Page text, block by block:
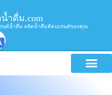
ำดื่ม.com
นด์น้ำดื่ม ผลิตน้ำดื่มติดแบรนด์ของคุณ